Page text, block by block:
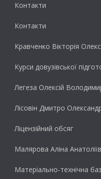
Контакти
Контакти
Кравченко Вікторія
Курси довузівської
Легеза Олексій
Лісовін Дмитро
Ліцензійний обсяг
Малярова Аліна
Матеріально-технічна